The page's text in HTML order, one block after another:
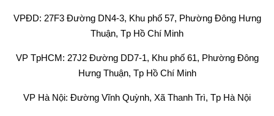
VPĐD: 27F3 Đường DN4-3, Khu phố 57, Phường Đông Hưng
Thuận, Tp Hồ Chí Minh
VP TpHCM: 27J2 Đường DD7-1, Khu phố 61, Phường Đông
Hưng Thuận, Tp Hồ Chí Minh
VP Hà Nội: Đường Vĩnh Quỳnh, Xã Thanh Trì, Tp Hà Nội